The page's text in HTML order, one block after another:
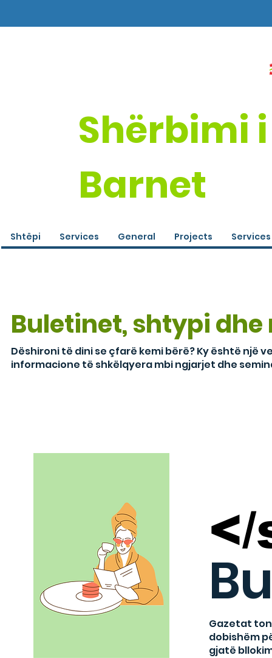
Shërbimi
Barnet
Shtëpi Services General Projects Services
Buletinet, shtypi
Dëshironi të dini se çfarë kemi bërë? Ky është një
informacione të shkëlqyera mbi ngjarjet dhe
Gazetat
dobishëm
gjatë